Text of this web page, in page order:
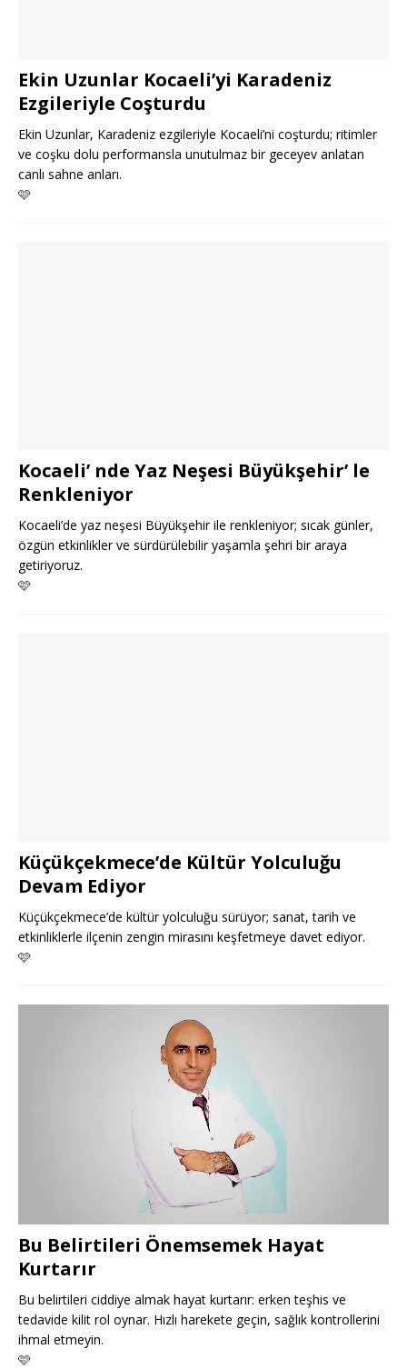
Ekin Uzunlar Kocaeli’yi Karadeniz
Ezgileriyle Coşturdu
Ekin Uzunlar, Karadeniz ezgileriyle Kocaeli’ni coşturdu; ritimler
ve coşku dolu performansla unutulmaz bir geceyev anlatan
canlı sahne anları.
🩷
Kocaeli’ nde Yaz Neşesi Büyükşehir’ le
Renkleniyor
Kocaeli’de yaz neşesi Büyükşehir ile renkleniyor; sıcak günler,
özgün etkinlikler ve sürdürülebilir yaşamla şehri bir araya
getiriyoruz.
🩷
Küçükçekmece’de Kültür Yolculuğu
Devam Ediyor
Küçükçekmece’de kültür yolculuğu sürüyor; sanat, tarih ve
etkinliklerle ilçenin zengin mirasını keşfetmeye davet ediyor.
🩷
Bu Belirtileri Önemsemek Hayat
Kurtarır
Bu belirtileri ciddiye almak hayat kurtarır: erken teşhis ve
tedavide kilit rol oynar. Hızlı harekete geçin, sağlık kontrollerini
ihmal etmeyin.
🩷